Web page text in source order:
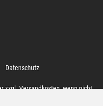
Datenschutz
zzgl.Versandkosten, wenn nicht